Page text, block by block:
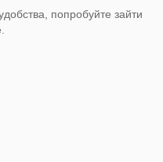
попробуйте зайти